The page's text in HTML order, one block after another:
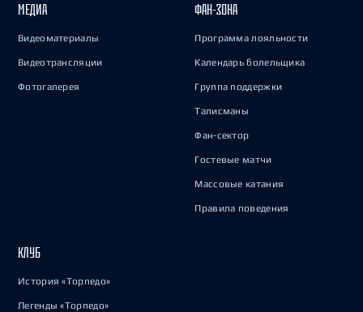
МЕДИА
Видеоматериалы
Видеотрансляции
Фотогалерея
ФАН-ЗОНА
Программа лояльности
Календарь болельщика
Группа поддержки
Талисманы
Фан-сектор
Гостевые матчи
Массовые катания
Правила поведения
КЛУБ
История «Торпедо»
Легенды «Торпедо»